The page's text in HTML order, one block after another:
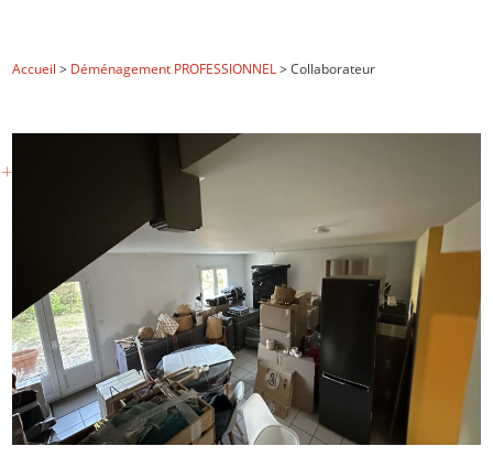
Accueil > Déménagement PROFESSIONNEL> Collaborateur